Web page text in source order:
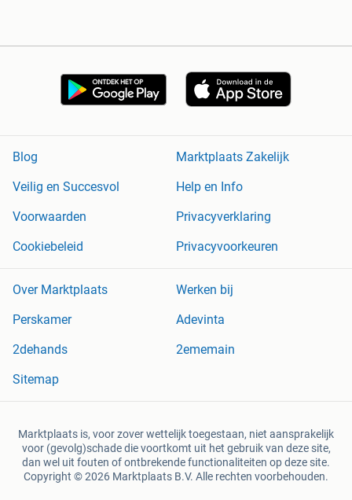
Blog
Marktplaats Zakelijk
Veilig en Succesvol
Help en Info
Voorwaarden
Privacyverklaring
Cookiebeleid
Privacyvoorkeuren
Over Marktplaats
Werken bij
Perskamer
Adevinta
2dehands
2ememain
Sitemap
Marktplaats is, voor zover wettelijk toegestaan, niet aansprakelijk
voor (gevolg)schade die voortkomt uit het gebruik van deze site,
dan wel uit fouten of ontbrekende functionaliteiten op deze site.
Copyright © 2026 Marktplaats B.V. Alle rechten voorbehouden.